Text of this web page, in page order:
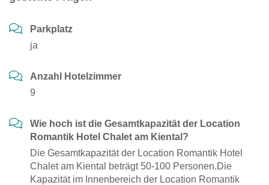
Parkplatz
ja
Anzahl Hotelzimmer
9
Wie hoch ist die Gesamtkapazität der Location
Romantik Hotel Chalet am Kiental?
Die Gesamtkapazität der Location Romantik Hotel
Chalet am Kiental beträgt 50-100 Personen.Die
Kapazität im Innenbereich der Location Romantik